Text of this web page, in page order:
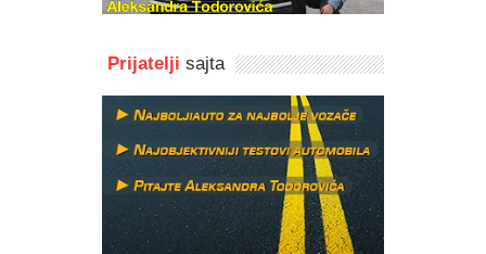
Prijatelji sajta